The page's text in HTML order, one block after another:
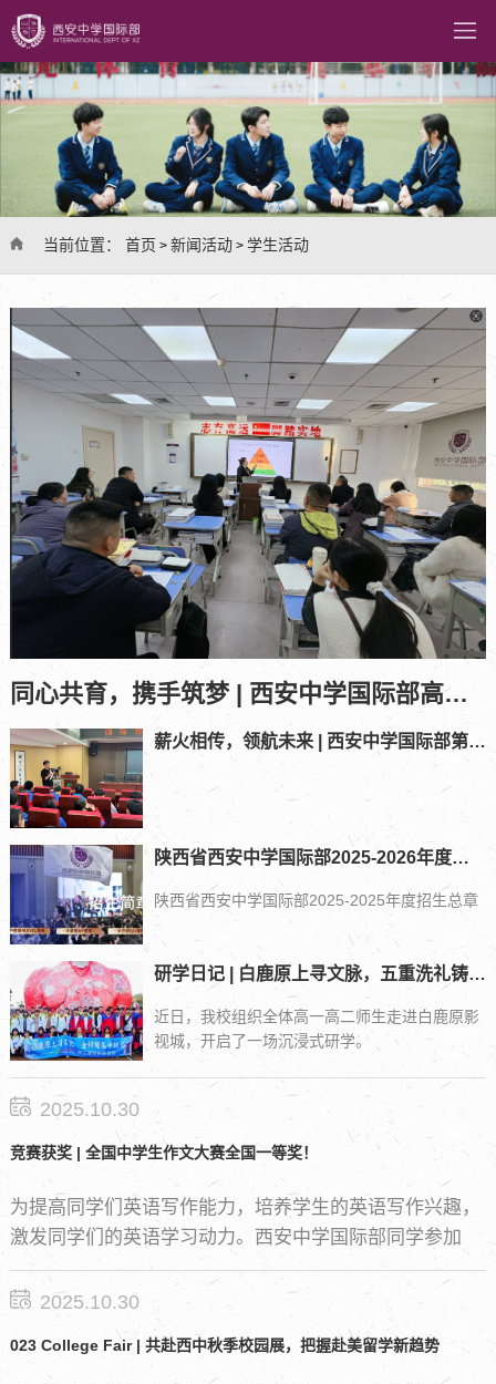
当前位置： 首页 > 新闻活动> 学生活动
同心共育，携手筑梦 | 西安中学国际部高一、高二年级期中家长会回顾
薪火相传，领航未来 | 西安中学国际部第十三届学生会竞选大会圆满落幕
陕西省西安中学国际部2025-2026年度招生总章
陕西省西安中学国际部2025-2025年度招生总章
研学日记 | 白鹿原上寻文脉，五重洗礼铸风骨
近日，我校组织全体高一高二师生走进白鹿原影
视城，开启了一场沉浸式研学。
2025.10.30
竞赛获奖 | 全国中学生作文大赛全国一等奖！
为提高同学们英语写作能力，培养学生的英语写作兴趣，
激发同学们的英语学习动力。西安中学国际部同学参加
2023年全国中学生英语作文征集大赛。
2025.10.30
023 College Fair | 共赴西中秋季校园展，把握赴美留学新趋势